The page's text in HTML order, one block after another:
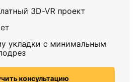
3D-VR проект
укладки с минимальным
консультацию